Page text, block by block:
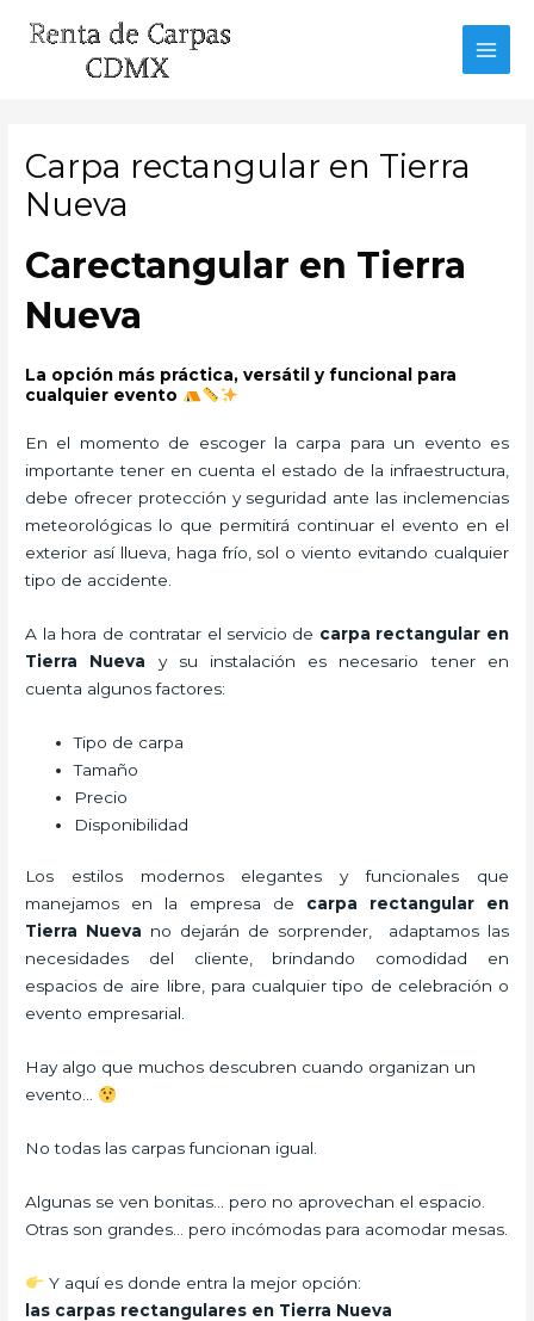
Carpa rectangular en Tierra
Nueva
Carectangular en Tierra
Nueva
La opción más práctica, versátil y funcional para
cualquier evento
En el momento de escoger la carpa para un evento es
importante tener en cuenta el estado de la infraestructura,
debe ofrecer protección y seguridad ante las inclemencias
meteorológicas lo que permitirá continuar el evento en el
exterior así llueva, haga frío, sol o viento evitando cualquier
tipo de accidente.
A la hora de contratar el servicio de carpa rectangular en
Tierra Nueva y su instalación es necesario tener en
cuenta algunos factores:
Tipo de carpa
Tamaño
Precio
Disponibilidad
Los estilos modernos elegantes y funcionales que
manejamos en la empresa de carpa rectangularen
Tierra Nueva no dejarán de sorprender, adaptamos las
necesidades del cliente, brindando comodidad en
espacios de aire libre, para cualquier tipo de celebración o
evento empresarial.
Hay algo que muchos descubren cuando organizan un
evento…
No todas las carpas funcionan igual.
Algunas se ven bonitas… pero no aprovechan el espacio.
Otras son grandes… pero incómodas para acomodar mesas.
Y aquí es donde entra la mejor opción:
las carpas rectangulares en Tierra Nueva